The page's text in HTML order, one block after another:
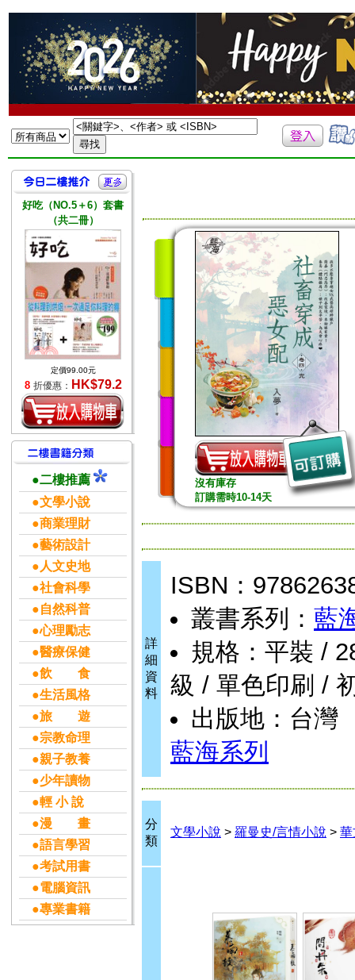
好吃（NO.5＋6）套書
（共二冊）
定價99.00元
8 折優惠： HK$79.2
●二樓推薦
●文學小說
●商業理財
●藝術設計
●人文史地
●社會科學
●自然科普
●心理勵志
●醫療保健
●飲 食
●生活風格
●旅 遊
●宗教命理
●親子教養
●少年讀物
●輕 小 說
●漫 畫
●語言學習
●考試用書
●電腦資訊
●專業書籍
沒有庫存
訂購需時10-14天
詳
細
資
料
ISBN：
叢書系列： 藍
規格：平裝 /
級 / 單色印刷 /
出版地：台灣
藍海系列
分
類
文學小說 > 羅曼史/言情小說 > 華